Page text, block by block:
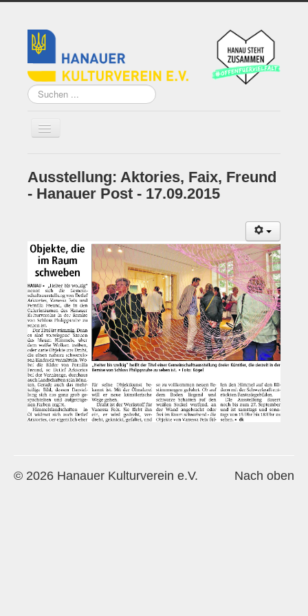
Suchen
...
Home
Über uns
Künstler*innen der
Remise
Grundsatzprogramm
Historie
Impressum
Mitglieder-Info
Sonderpreis Kultur
Veranstaltungen
Regelmäßig
Ausstellung: Aktories, Faix, Freund
- Hanauer Post - 17.09.2015
Nach oben
© 2026 Hanauer Kulturverein e.V.